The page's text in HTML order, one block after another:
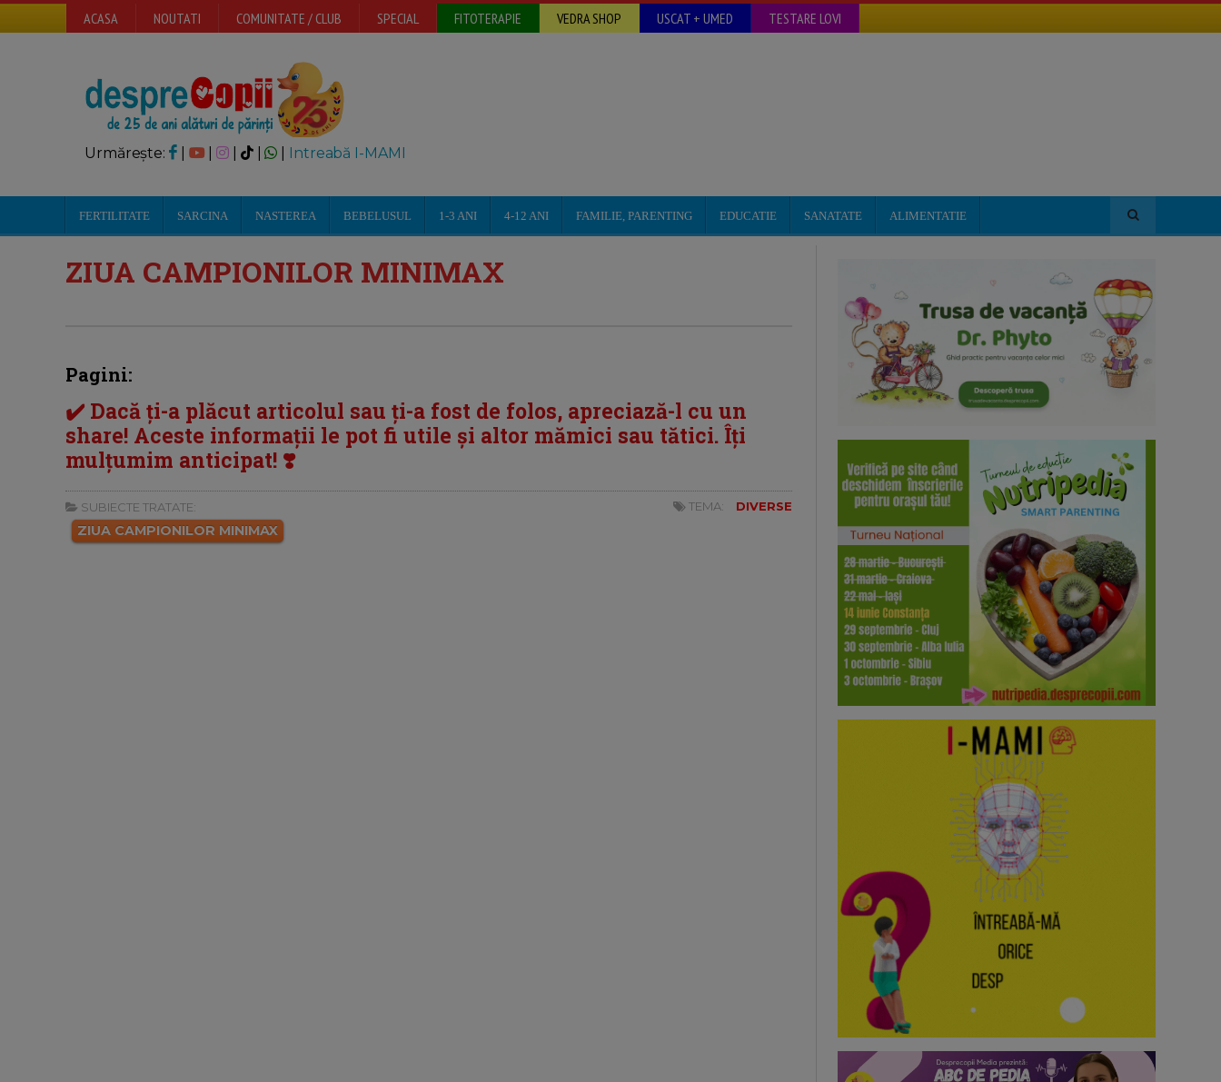
ACASA NOUTATI COMUNITATE / CLUB SPECIAL FITOTERAPIE VEDRA SHOP USCAT + UMED TESTARE LOVI
Urmărește: | | Intreabă I-MAMI
FERTILITATE SARCINA NASTEREA BEBELUSUL 1-3 ANI 4-12 ANI FAMILIE, PARENTING EDUCATIE SANATATE ALIMENTATIE
ZIUA CAMPIONILOR MINIMAX
Pagini:
✔️ Dacă ți-a plăcut articolul sau ți-a fost de folos, apreciază-l cu un
share! Aceste informații le pot fi utile și altor mămici sau tătici. Îți
mulțumim anticipat! ❣️
SUBIECTE TRATATE:
ZIUA CAMPIONILOR MINIMAX
TEMA: DIVERSE